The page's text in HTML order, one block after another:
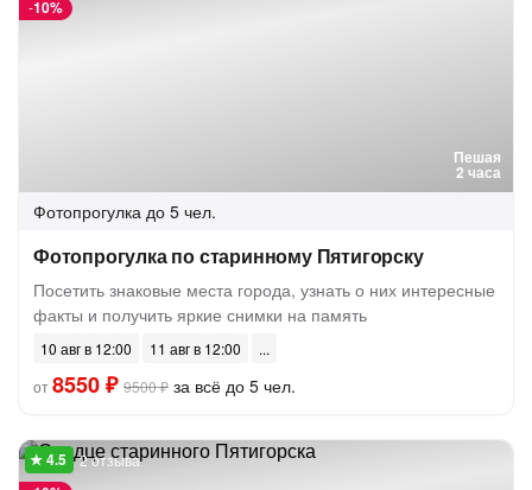
Пешая
2 часа
-10%
Фотопрогулка до 5 чел.
Фотопрогулка по старинному Пятигорску
Посетить знаковые места города, узнать о них интересные
факты и получить яркие снимки на память
10 авг в 12:00
11 авг в 12:00
от8550 ₽ 9500 ₽ за всё до 5 чел.
2 отзыва